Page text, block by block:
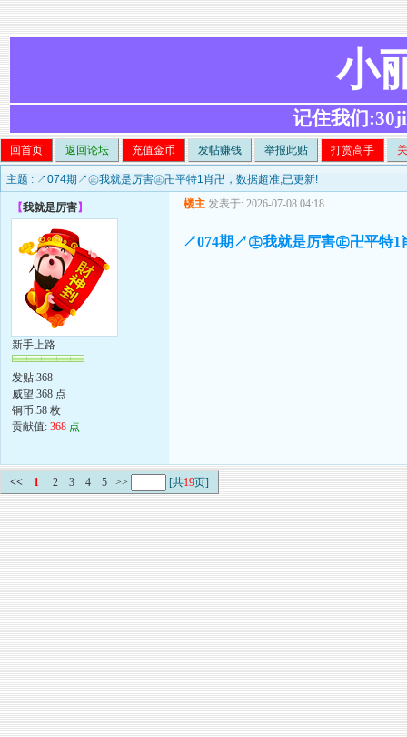
小
记住我们
回首页 返回论坛 充值金币 发帖赚钱 举报此贴 打赏高手
主题 : ↗074期↗㊣我就是厉害㊣卍平特1肖卍，数据超准,已更新!
【我就是厉害】
新手上路
发贴:368
威望:368 点
铜币:58 枚
贡献值: 368 点
楼主 发表于: 2026-07-08 04:18
↗074期↗㊣我就是厉害㊣卍平特1
<< 1 2 3 4 5 >> [共19页]